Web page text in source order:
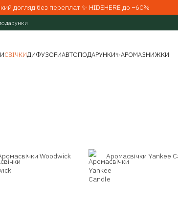
догляд без переплат ✨ HIDEHERE до −60%
СВІЧКИДИФУЗОРИАВТОПОДАРУНКИ✨АРОМАЗНИЖКИ
Woodwick Аромасвічки Yankee